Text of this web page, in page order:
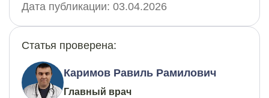
Дата публикации: 03.04.2026
Статья проверена:
Каримов Равиль Рамилович
Главный врач